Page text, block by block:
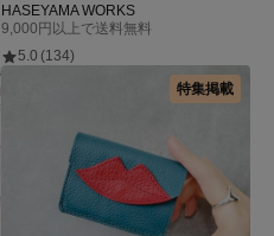
HASEYAMA WORKS
9,000円以上で送料無料
5.0 (134)
特集掲載